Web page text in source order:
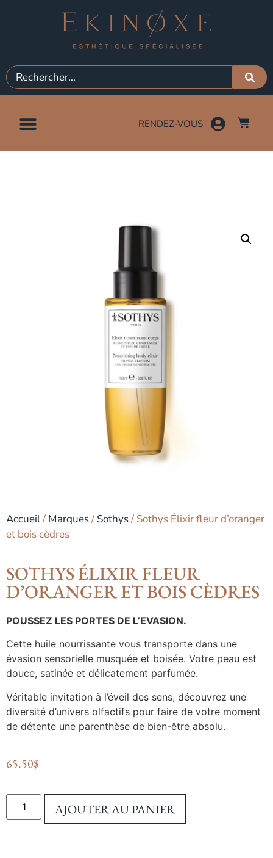
RENDEZ-VOUS
Accueil/ Marques/ Sothys/ Sothys Élixir fleur d’oranger
et bois cèdres
SOTHYS ÉLIXIR FLEUR
D’ORANGER ET BOIS CÈDRES
POUSSEZ LES PORTES DE L’EVASION.
Cette huile nourrissante vous transporte dans une
évasion sensorielle musquée et boisée. Votre peau est
douce, satinée et délicatement parfumée.
Véritable invitation à l’éveil des sens, découvrez une
diversité d’univers olfactifs pour faire de votre moment
de détente une parenthèse de bien-être absolu.
65.50$
AJOUTER AU PANIER